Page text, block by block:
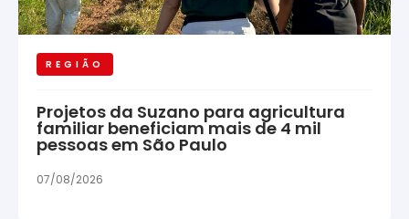
REGIÃO
Projetos da Suzano para agricultura
familiar beneficiam mais de 4 mil
pessoas em São Paulo
07/08/2026